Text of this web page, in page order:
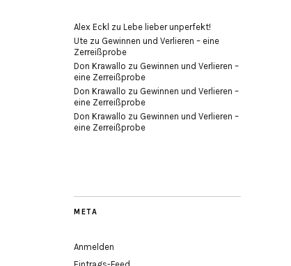
Alex Eckl zu Lebe lieber unperfekt!
Ute zu Gewinnen und Verlieren – eine
Zerreißprobe
Don Krawallo zu Gewinnen und Verlieren –
eine Zerreißprobe
Don Krawallo zu Gewinnen und Verlieren –
eine Zerreißprobe
Don Krawallo zu Gewinnen und Verlieren –
eine Zerreißprobe
META
Anmelden